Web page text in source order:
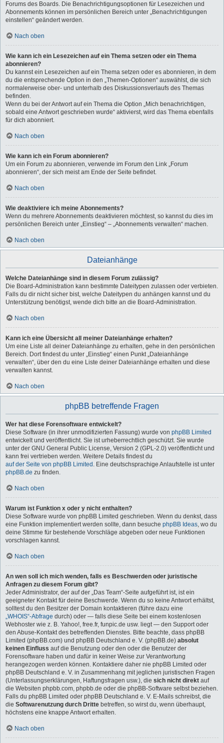
Forums des Boards. Die Benachrichtigungsoptionen für Lesezeichen und
Abonnements können im persönlichen Bereich unter „Benachrichtigungen
einstellen“ geändert werden.
Nach oben
Wie kann ich ein Lesezeichen auf ein Thema setzen oder ein Thema
abonnieren?
Du kannst ein Lesezeichen auf ein Thema setzen oder es abonnieren, in dem
du die entsprechende Option in den „Themen-Optionen“ auswählst, die sich
normalerweise ober- und unterhalb des Diskussionsverlaufs des Themas
befinden.
Wenn du bei der Antwort auf ein Thema die Option „Mich benachrichtigen,
sobald eine Antwort geschrieben wurde“ aktivierst, wird das Thema ebenfalls
für dich abonniert.
Nach oben
Wie kann ich ein Forum abonnieren?
Um ein Forum zu abonnieren, verwende im Forum den Link „Forum
abonnieren“, der sich meist am Ende der Seite befindet.
Nach oben
Wie deaktiviere ich meine Abonnements?
Wenn du mehrere Abonnements deaktivieren möchtest, so kannst du dies im
persönlichen Bereich unter „Einstieg“ – „Abonnements verwalten“ machen.
Nach oben
Dateianhänge
Welche Dateianhänge sind in diesem Forum zulässig?
Die Board-Administration kann bestimmte Dateitypen zulassen oder verbieten.
Falls du dir nicht sicher bist, welche Dateitypen du anhängen kannst und du
Unterstützung benötigst, wende dich bitte an die Board-Administration.
Nach oben
Kann ich eine Übersicht all meiner Dateianhänge erhalten?
Um eine Liste all deiner Dateianhänge zu erhalten, gehe in den persönlichen
Bereich. Dort findest du unter „Einstieg“ einen Punkt „Dateianhänge
verwalten“, über den du eine Liste deiner Dateianhänge erhalten und diese
verwalten kannst.
Nach oben
phpBB betreffende Fragen
Wer hat diese Forensoftware entwickelt?
Diese Software (in ihrer unmodifizierten Fassung) wurde von phpBB Limited
entwickelt und veröffentlicht. Sie ist urheberrechtlich geschützt. Sie wurde
unter der GNU General Public License, Version 2 (GPL-2.0) veröffentlicht und
kann frei vertrieben werden. Weitere Details findest du
auf der Seite von phpBB Limited . Eine deutschsprachige Anlaufstelle ist unter
phpBB.de zu finden.
Nach oben
Warum ist Funktion x oder y nicht enthalten?
Diese Software wurde von phpBB Limited geschrieben. Wenn du denkst, dass
eine Funktion implementiert werden sollte, dann besuche phpBB Ideas, wo du
deine Stimme für bestehende Vorschläge abgeben oder neue Funktionen
vorschlagen kannst.
Nach oben
An wen soll ich mich wenden, falls es Beschwerden oder juristische
Anfragen zu diesem Forum gibt?
Jeder Administrator, der auf der „Das Team“-Seite aufgeführt ist, ist ein
geeigneter Kontakt für deine Beschwerde. Wenn du so keine Antwort erhältst,
solltest du den Besitzer der Domain kontaktieren (führe dazu eine
„WHOIS“-Abfrage durch) oder — falls diese Seite bei einem kostenlosen
Webhoster wie z. B. Yahoo!, free.fr, funpic.de usw. liegt — den Support oder
den Abuse-Kontakt des betreffenden Dienstes. Bitte beachte, dass phpBB
Limited (phpBB.com) und phpBB Deutschland e. V. (phpBB.de) absolut
keinen Einfluss auf die Benutzung oder den oder die Benutzer der
Forensoftware haben und dafür in keiner Weise zur Verantwortung
herangezogen werden können. Kontaktiere daher nie phpBB Limited oder
phpBB Deutschland e. V. in Zusammenhang mit jeglichen juristischen Fragen
(Unterlassungserklärungen, Haftungsfragen usw.), die sich nicht direkt auf
die Websiten phpbb.com, phpbb.de oder die phpBB-Software selbst beziehen.
Falls du phpBB Limited oder phpBB Deutschland e. V. E-Mails schreibst, die
die Softwarenutzung durch Dritte betreffen, so wirst du, wenn überhaupt,
höchstens eine knappe Antwort erhalten.
Nach oben